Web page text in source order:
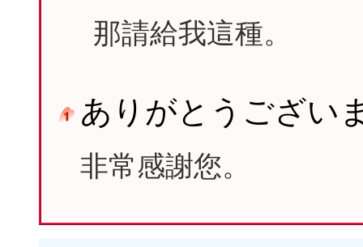
那請給我這種。
ありがとうござい
非常感謝您。